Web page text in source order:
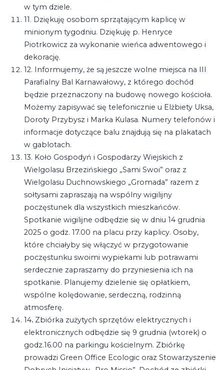
w tym dziele.
11. Dziękuję osobom sprzątającym kaplicę w
minionym tygodniu. Dziękuję p. Henryce
Piotrkowicz za wykonanie wieńca adwentowego i
dekorację.
12. Informujemy, że są jeszcze wolne miejsca na III
Parafialny Bal Karnawałowy, z którego dochód
będzie przeznaczony na budowę nowego kościoła.
Możemy zapisywać się telefonicznie u Elżbiety Uksa,
Doroty Przybysz i Marka Kulasa. Numery telefonów i
informacje dotyczące balu znajdują się na plakatach
w gablotach.
13. Koło Gospodyń i Gospodarzy Wiejskich z
Wielgolasu Brzezińskiego „Sami Swoi” oraz z
Wielgolasu Duchnowskiego „Gromada” razem z
sołtysami zapraszają na wspólny wigilijny
poczęstunek dla wszystkich mieszkańców.
Spotkanie wigilijne odbędzie się w dniu 14 grudnia
2025 o godz. 17.00 na placu przy kaplicy. Osoby,
które chciałyby się włączyć w przygotowanie
poczęstunku swoimi wypiekami lub potrawami
serdecznie zapraszamy do przyniesienia ich na
spotkanie. Planujemy dzielenie się opłatkiem,
wspólne kolędowanie, serdeczną, rodzinną
atmosferę.
14. Zbiórka zużytych sprzętów elektrycznych i
elektronicznych odbędzie się 9 grudnia (wtorek) o
godz.16.00 na parkingu kościelnym. Zbiórkę
prowadzi Green Office Ecologic oraz Stowarzyszenie